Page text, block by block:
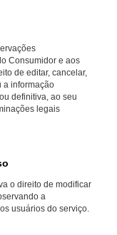
Consumidor e aos
de editar, cancelar,
a informação
definitiva, ao seu
legais
o direito de modificar
a
usuários do serviço.